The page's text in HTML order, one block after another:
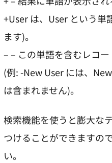
+User は、User という単
ます)。
– – この単語を含むレコ
(例: -New User には、
は含まれません)。
検索機能を使うと膨大な
つけることができますの
い。